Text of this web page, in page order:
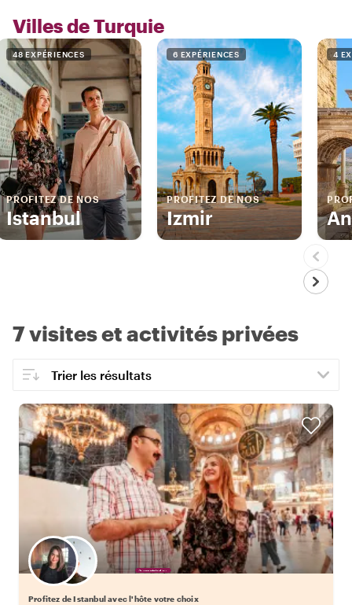
Villes de Turquie
48 EXPÉRIENCES
PROFITEZ DE NOS
Istanbul
6 EXPÉRIENCES
PROFITEZ DE NOS
Izmir
4
7 visites et activités privées
Choisissez votre local favori
Profitez de Istanbul avec l'hôte votre choix